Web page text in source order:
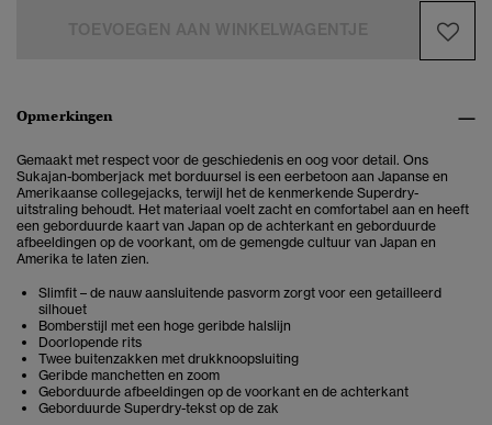
Opmerkingen
Gemaakt met respect voor de geschiedenis en oog voor detail. Ons
Sukajan-bomberjack met borduursel is een eerbetoon aan Japanse en
Amerikaanse collegejacks, terwijl het de kenmerkende Superdry-
uitstraling behoudt. Het materiaal voelt zacht en comfortabel aan en heeft
een geborduurde kaart van Japan op de achterkant en geborduurde
afbeeldingen op de voorkant, om de gemengde cultuur van Japan en
Amerika te laten zien.
Slimfit – de nauw aansluitende pasvorm zorgt voor een getailleerd
silhouet
Bomberstijl met een hoge geribde halslijn
Doorlopende rits
Twee buitenzakken met drukknoopsluiting
Geribde manchetten en zoom
Geborduurde afbeeldingen op de voorkant en de achterkant
Geborduurde Superdry-tekst op de zak